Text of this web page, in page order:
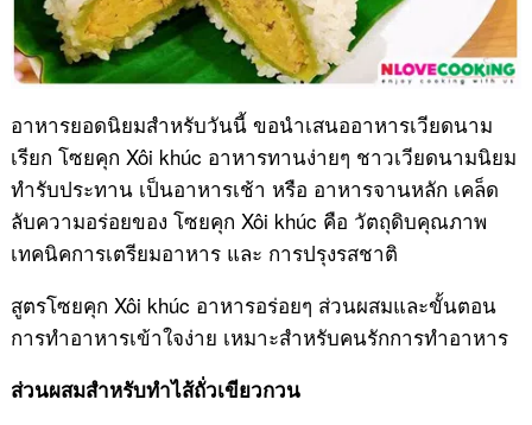
อาหารยอดนิยมสำหรับวันนี้ ขอนำเสนออาหารเวียดนาม
เรียก โซยคุก Xôi khúc อาหารทานง่ายๆ ชาวเวียดนามนิยม
ทำรับประทาน เป็นอาหารเช้า หรือ อาหารจานหลัก เคล็ด
ลับความอร่อยของ โซยคุก Xôi khúc คือ วัตถุดิบคุณภาพ
เทคนิคการเตรียมอาหาร และ การปรุงรสชาติ
สูตรโซยคุก Xôi khúc อาหารอร่อยๆ ส่วนผสมและขั้นตอน
การทำอาหารเข้าใจง่าย เหมาะสำหรับคนรักการทำอาหาร
ส่วนผสมสำหรับทำไส้ถั่วเขียวกวน